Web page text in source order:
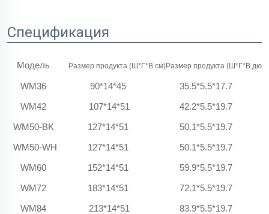
Спецификация
Модель Размер продукта (Ш*Г*В см)Размер продукта (Ш*Г*В
WM36 90*14*45
35.5*5.5*17.7
WM42
107*14*51
42.2*5.5*19.7
WM50-BK
127*14*51
50.1*5.5*19.7
WM50-WH
127*14*51
50.1*5.5*19.7
WM60
152*14*51
59.9*5.5*19.7
WM72
183*14*51
72.1*5.5*19.7
WM84
213*14*51
83.9*5.5*19.7